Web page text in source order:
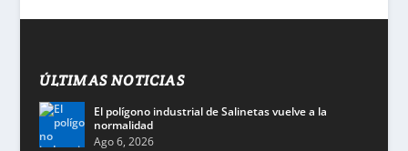
ÚLTIMAS NOTICIAS
El polígono industrial de Salinetas vuelve a la
normalidad
Ago 6, 2026